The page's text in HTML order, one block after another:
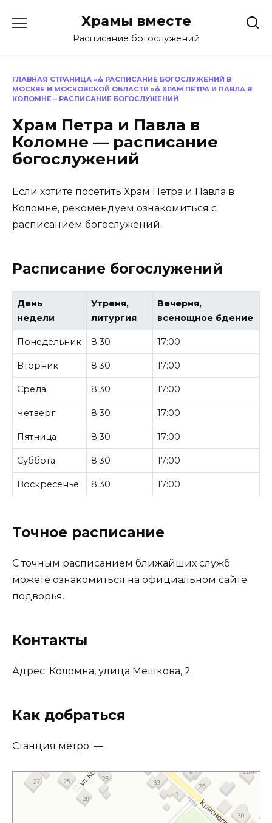
Храмы вместе
Расписание богослужений
ГЛАВНАЯ СТРАНИЦА »⛪ РАСПИСАНИЕ БОГОСЛУЖЕНИЙ В
МОСКВЕ И МОСКОВСКОЙ ОБЛАСТИ »⛪ ХРАМ ПЕТРА И ПАВЛА В
КОЛОМНЕ – РАСПИСАНИЕ БОГОСЛУЖЕНИЙ
Храм Петра и Павла в
Коломне — расписание
богослужений
Если хотите посетить Храм Петра и Павла в
Коломне, рекомендуем ознакомиться с
расписанием богослужений.
Расписание богослужений
День
недели
Утреня,
литургия
Вечерня,
всенощное бдение
Понедельник 8:30 17:00
Вторник 8:30 17:00
Среда 8:30 17:00
Четверг 8:30 17:00
Пятница 8:30 17:00
Суббота 8:30 17:00
Воскресенье 8:30 17:00
Точное расписание
С точным расписанием ближайших служб
можете ознакомиться на официальном сайте
подворья.
Контакты
Адрес: Коломна, улица Мешкова, 2
Как добраться
Станция метро: —
Церковь Петра и Павла в Коломне
Православный храм в Коломне